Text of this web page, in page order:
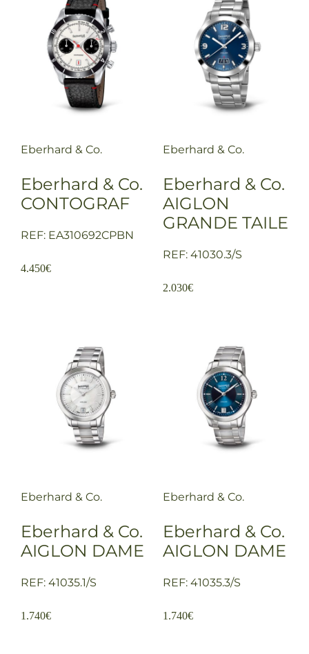
Eberhard & Co.
Eberhard & Co.
CONTOGRAF
REF: EA310692CPBN
4.450€
Eberhard & Co.
Eberhard & Co.
AIGLON
GRANDE TAILE
REF: 41030.3/S
2.030€
Eberhard & Co.
Eberhard & Co.
AIGLON DAME
REF: 41035.1/S
1.740€
Eberhard & Co.
Eberhard & Co.
AIGLON DAME
REF: 41035.3/S
1.740€